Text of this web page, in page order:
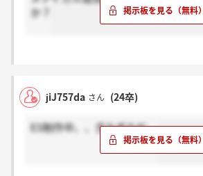
か？
jiJ757da さん (24卒)
ES制作中、、ぎりぎりだ、